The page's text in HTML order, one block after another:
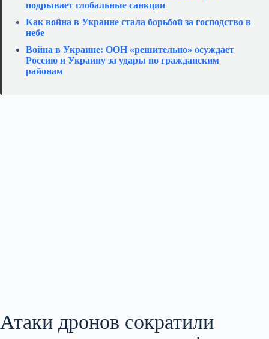
подрывает глобальные санкции
Как война в Украине стала борьбой за господство в
небе
Война в Украине: ООН «решительно» осуждает
Россию и Украину за удары по гражданским
районам
Атаки дронов сократили